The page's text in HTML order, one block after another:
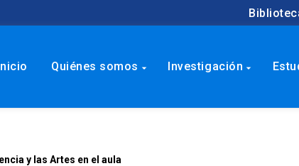
Quiénes somos arrow_drop_down Investigación arrow_drop_down
y las Artes en el aula